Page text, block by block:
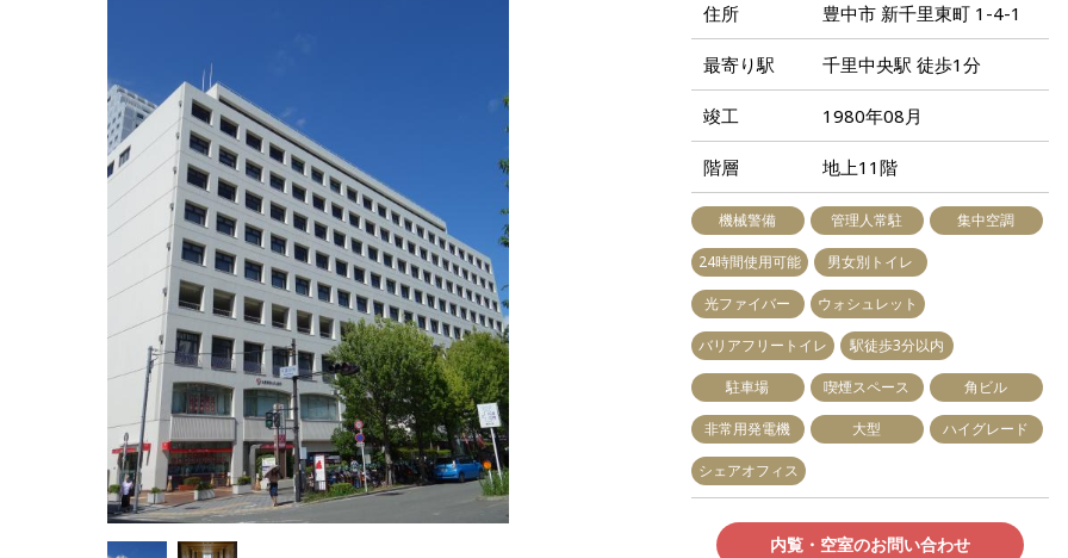
住所 豊中市 新千里東町 1-4-1
最寄り駅 千里中央駅 徒歩1分
竣工 1980年08月
階層 地上11階
機械警備 管理人常駐 集中空調
24時間使用可能 男女別トイレ
光ファイバー ウォシュレット
バリアフリートイレ 駅徒歩3分以内
駐車場 喫煙スペース 角ビル
非常用発電機 大型 ハイグレード
シェアオフィス
内覧・空室のお問い合わせ